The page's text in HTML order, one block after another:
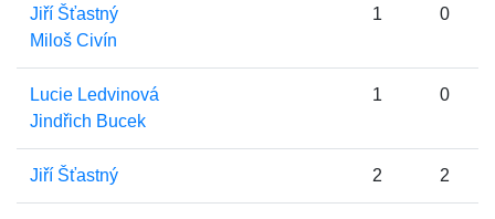
Jiří Šťastný
Miloš Civín
1 0
Lucie Ledvinová
Jindřich Bucek
1 0
Jiří Šťastný 2 2